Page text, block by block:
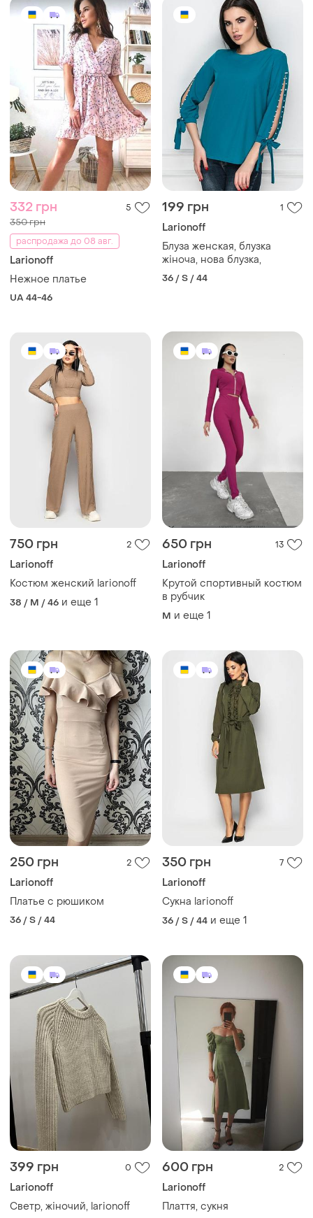
332 грн 5
350 грн
распродажа до 08 авг.
Larionoff
Нежное платье
UA 44-46
199 грн 1
Larionoff
Блуза женская, блузка
жіноча, нова блузка,
36 / S / 44
750 грн 2
Larionoff
Костюм женский larionoff
38 / M / 46 и еще 1
650 грн 13
Larionoff
Крутой спортивный костюм
в рубчик
M и еще 1
250 грн 2
Larionoff
Платье с рюшиком
36 / S / 44
350 грн 7
Larionoff
Сукна larionoff
36 / S / 44 и еще 1
399 грн 0
Larionoff
Светр, жіночий, larionoff
600 грн 2
Larionoff
Плаття, сукня